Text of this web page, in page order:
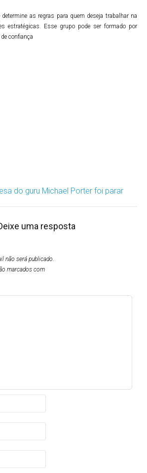
as regras para quem deseja trabalhar na
estratégicas. Esse grupo pode ser formado por
confiança
do guru Michael Porter foi parar
uma resposta
não será publicado.
marcados com